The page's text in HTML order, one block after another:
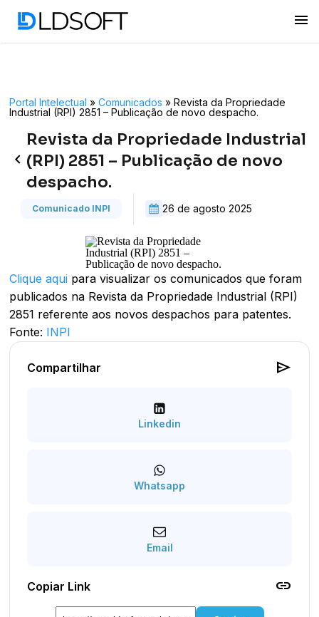
menu
Portal Intelectual » Comunicados » Revista da Propriedade
Industrial (RPI) 2851 – Publicação de novo despacho.
keyboard_arrow_left
Revista da Propriedade Industrial
(RPI) 2851 – Publicação de novo
despacho.
Comunicado INPI 26 de agosto 2025
Clique aquipara visualizar os comunicados que foram
publicados na Revista da Propriedade Industrial (RPI)
2851 referente aos novos despachos para patentes.
Fonte: INPI
Compartilhar send
Linkedin
Whatsapp
Email
Copiar Link link